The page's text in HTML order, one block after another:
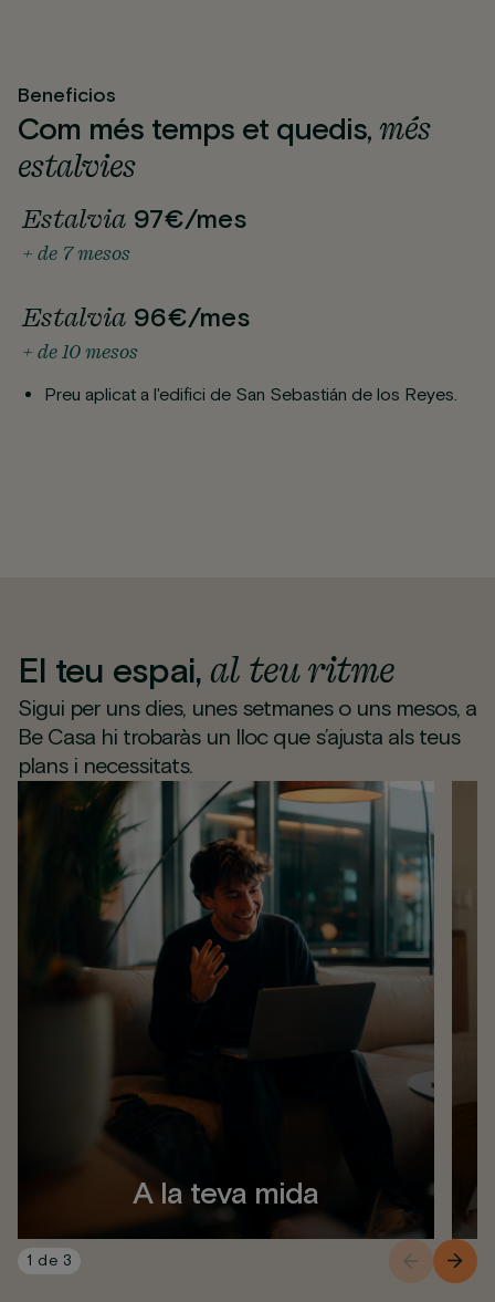
Beneficios
Com més temps et quedis,més
estalvies
Estalvia 97€/mes
+ de 7 mesos
Estalvia 96€/mes
+ de 10 mesos
Preu aplicat a l'edifici de San Sebastián de los Reyes.
El teu espai, al teu ritme
Sigui per uns dies, unes setmanes o uns mesos, a
Be Casa hi trobaràs un lloc que s’ajusta als teus
plans i necessitats.
A la teva mida
1 de 3